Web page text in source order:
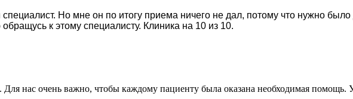
Но мне он по итогу приема ничего не дал, потому что нужно
к этому специалисту. Клиника на 10 из 10.
нас очень важно, чтобы каждому пациенту была оказана необходимая